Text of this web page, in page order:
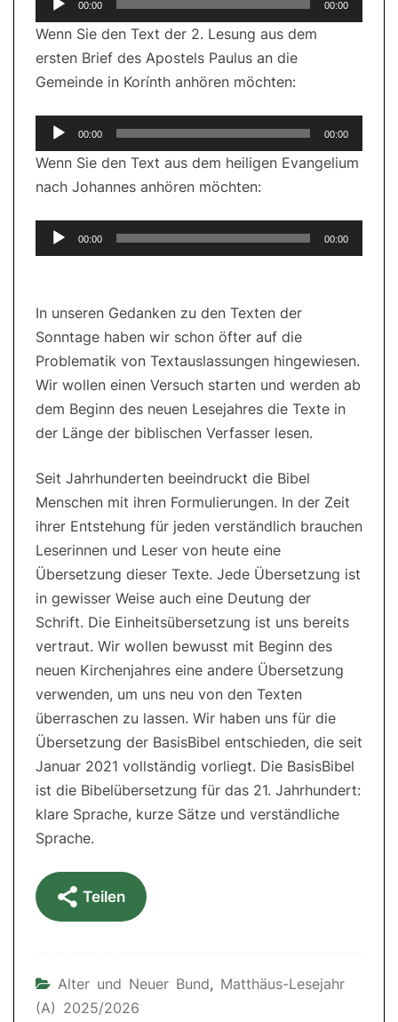
Player
00:00 00:00
Wenn Sie den Text der 2. Lesung aus dem
ersten Brief des Apostels Paulus an die
Gemeinde in Korínth anhören möchten:
Audio-
Player
00:00 00:00
Wenn Sie den Text aus dem heiligen Evangelium
nach Johannes anhören möchten:
Audio-
Player
00:00 00:00
In unseren Gedanken zu den Texten der
Sonntage haben wir schon öfter auf die
Problematik von Textauslassungen hingewiesen.
Wir wollen einen Versuch starten und werden ab
dem Beginn des neuen Lesejahres die Texte in
der Länge der biblischen Verfasser lesen.
Seit Jahrhunderten beeindruckt die Bibel
Menschen mit ihren Formulierungen. In der Zeit
ihrer Entstehung für jeden verständlich brauchen
Leserinnen und Leser von heute eine
Übersetzung dieser Texte. Jede Übersetzung ist
in gewisser Weise auch eine Deutung der
Schrift. Die Einheitsübersetzung ist uns bereits
vertraut. Wir wollen bewusst mit Beginn des
neuen Kirchenjahres eine andere Übersetzung
verwenden, um uns neu von den Texten
überraschen zu lassen. Wir haben uns für die
Übersetzung der BasisBibel entschieden, die seit
Januar 2021 vollständig vorliegt. Die BasisBibel
ist die Bibelübersetzung für das 21. Jahrhundert:
klare Sprache, kurze Sätze und verständliche
Sprache.
Teilen
Alter und Neuer Bund, Matthäus-Lesejahr
(A) 2025/2026